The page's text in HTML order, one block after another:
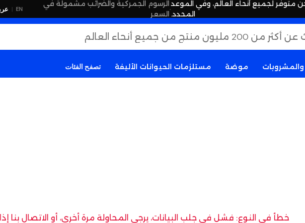
لجميع أنحاء العالم، وفي الموعد
المحدد.
·
الرسوم الجمركية والضرائب مشمولة في
السعر
EN
|
والمشروبات موضة مستلزمات الحيوانات الأليفة تصفح الفئات
خطأ في النوع: فشل في جلب البيانات، يرجى المحاولة مرة أخرى، أو الاتصال بنا